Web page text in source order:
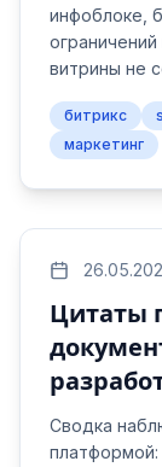
инфоблоке,
витрины не
битрикс
маркетинг
Цитаты
Сводка
платформой: